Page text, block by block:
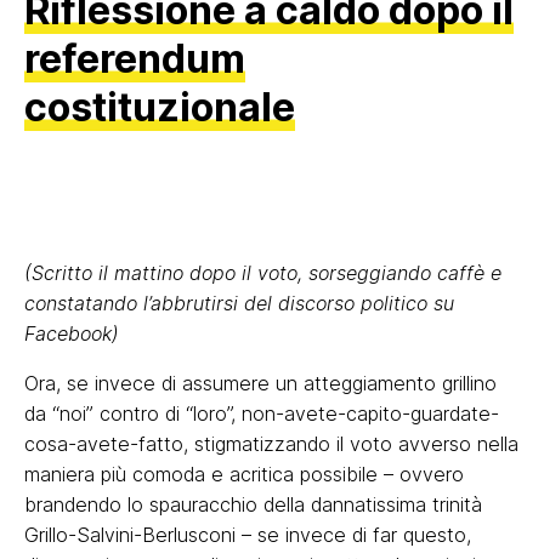
Riflessione a caldo dopo il
referendum
costituzionale
(Scritto il mattino dopo il voto, sorseggiando caffè e
constatando l’abbrutirsi del discorso politico su
Facebook)
Ora, se invece di assumere un atteggiamento grillino
da “noi” contro di “loro”, non-avete-capito-guardate-
cosa-avete-fatto, stigmatizzando il voto avverso nella
maniera più comoda e acritica possibile – ovvero
brandendo lo spauracchio della dannatissima trinità
Grillo-Salvini-Berlusconi – se invece di far questo,